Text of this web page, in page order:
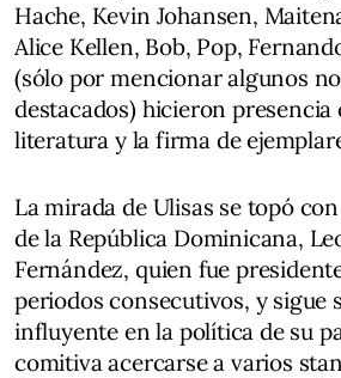
Hache, Kevin Johansen,
Alice Kellen, Bob, Pop,
(sólo por mencionar algunos
destacados) hicieron presencia
literatura y la firma de
La mirada de Ulisas se topó
de la República Dominicana,
Fernández, quien fue
periodos consecutivos, y sigue
influyente en la política de su
comitiva acercarse a varios